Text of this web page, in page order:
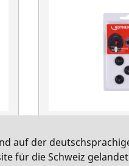
12mm,1.1/8",
No. 088840D
auf der
für die Schweiz